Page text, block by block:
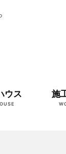
ウス 施